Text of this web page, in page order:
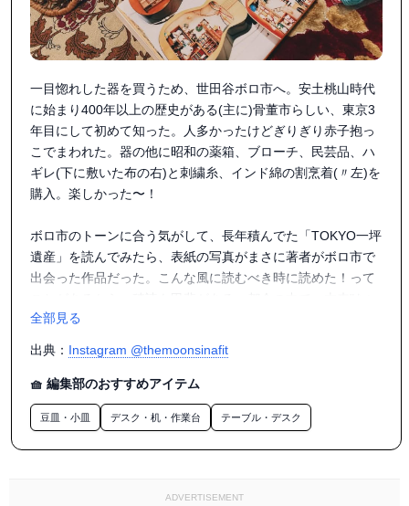
一目惚れした器を買うため、世田谷ボロ市へ。安土桃山時代
に始まり400年以上の歴史がある(主に)骨董市らしい、東京3
年目にして初めて知った。人多かったけどぎりぎり赤子抱っ
こでまわれた。器の他に昭和の薬箱、ブローチ、民芸品、ハ
ギレ(下に敷いた布の右)と刺繍糸、インド綿の割烹着(〃左)を
購入。楽しかった〜！
ボロ市のトーンに合う気がして、長年積んでた「TOKYO一坪
遺産」を読んでみたら、表紙の写真がまさに著者がボロ市で
出会った作品だった。こんな風に読むべき時に読めた！って
場所"に空間を創り上げているような人を紹介する本で、読ん
でいると目から鱗が落ち、視点が重層的になって空間が広が
っていくようだった。
ー空間の大きさと心地良さは比例しないと僕は思う。欠如を
実感し、それを補うために新しい視点というものが生まれる
のであれば、たとえどんなに狭いところだろうがそこで楽し
全部見る
出典： Instagram @themoonsinafit
🧺 編集部のおすすめアイテム
豆皿・小皿 デスク・机・作業台 テーブル・デスク
ADVERTISEMENT